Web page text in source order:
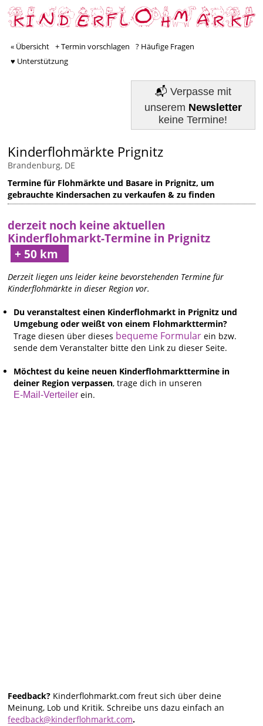
« Übersicht + Termin vorschlagen
? Häufige Fragen
♥ Unterstützung
📬 Verpasse mit
unserem Newsletter
keine Termine!
Kinderflohmärkte Prignitz
Brandenburg, DE
Termine für Flohmärkte und Basare in Prignitz, um
gebrauchte Kindersachen zu verkaufen & zu finden
derzeit noch keine aktuellen
Kinderflohmarkt-Termine in Prignitz
Derzeit liegen uns leider keine bevorstehenden Termine für
Kinderflohmärkte in dieser Region vor.
Du veranstaltest einen Kinderflohmarkt in Prignitz und
Umgebung oder weißt von einem Flohmarkttermin?
Trage diesen über dieses bequeme Formular ein bzw.
sende dem Veranstalter bitte den Link zu dieser Seite.
Möchtest du keine neuen Kinderflohmarkttermine in
deiner Region verpassen, trage dich in unseren
E-Mail-Verteiler ein.
Feedback? Kinderflohmarkt.com freut sich über deine
Meinung, Lob und Kritik. Schreibe uns dazu einfach an
feedback@kinderflohmarkt.com.